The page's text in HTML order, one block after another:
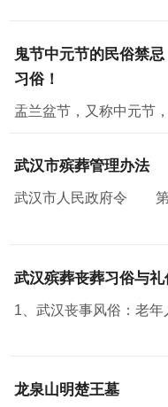
鬼节中元节的民俗禁
习俗！
武汉市殡葬管理办法
武汉殡葬丧葬习俗与礼
龙泉山明楚王墓